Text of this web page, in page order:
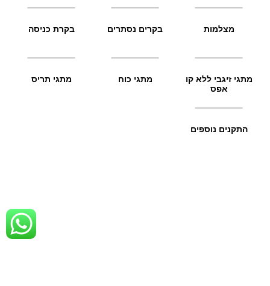
מצלמות בקרים נסתרים בקרת כניסה
מתגי זיגבי ללא קו
אפס
מתגי כוח מתגי תריס
התקנים נוספים